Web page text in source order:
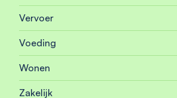
Vervoer
Voeding
Wonen
Zakelijk